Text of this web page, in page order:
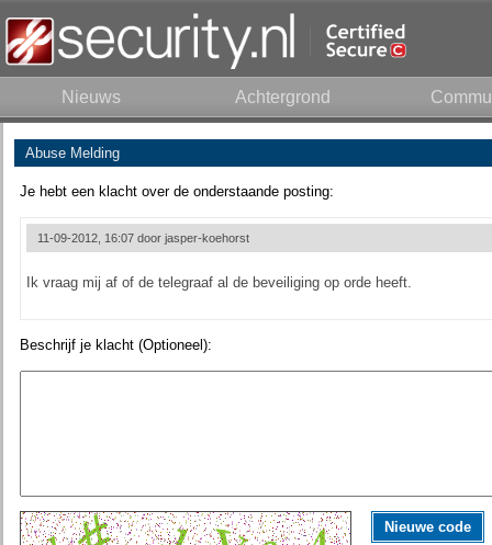
Nieuws Achtergrond
Abuse Melding
Je hebt een klacht over de onderstaande posting:
11-09-2012, 16:07 door jasper-koehorst
Ik vraag mij af of de telegraaf al de beveiliging op orde heeft.
Beschrijf je klacht (Optioneel):
Nieuwe code